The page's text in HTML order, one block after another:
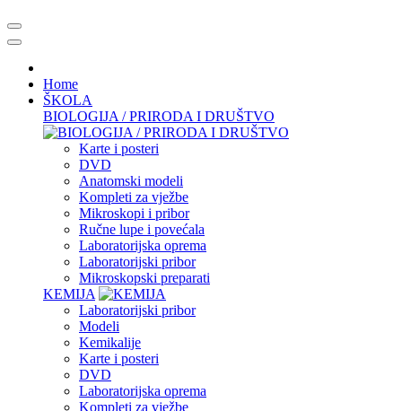
Home
ŠKOLA
BIOLOGIJA / PRIRODA I DRUŠTVO
Karte i posteri
DVD
Anatomski modeli
Kompleti za vježbe
Mikroskopi i pribor
Ručne lupe i povećala
Laboratorijska oprema
Laboratorijski pribor
Mikroskopski preparati
KEMIJA
Laboratorijski pribor
Modeli
Kemikalije
Karte i posteri
DVD
Laboratorijska oprema
Kompleti za vježbe